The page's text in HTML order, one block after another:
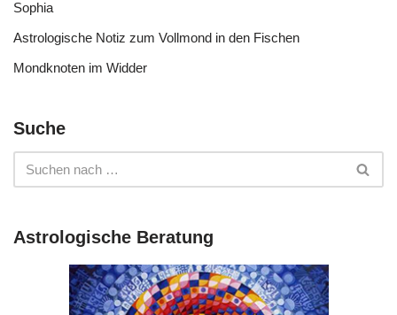
Sophia
Astrologische Notiz zum Vollmond in den Fischen
Mondknoten im Widder
Suche
Astrologische Beratung